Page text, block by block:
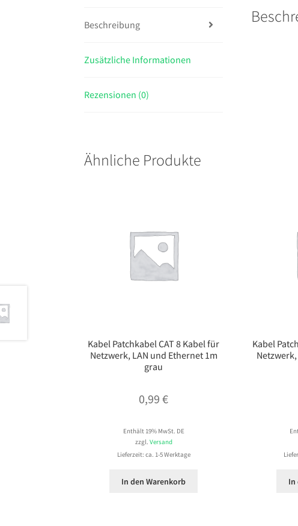
Beschreibung
Zusätzliche Informationen
Rezensionen (0)
Ähnliche Produkte
Kabel Patchkabel CAT 8 Kabel für
Netzwerk, LAN und Ethernet 1m
grau
0,99€
Enthält 19% MwSt. DE
zzgl. Versand
Lieferzeit: ca. 1-5 Werktage
In den Warenkorb
Kabel
In